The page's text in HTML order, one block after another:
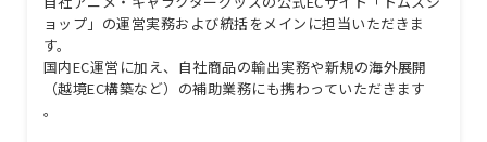
ョップ」の運営実務および統括をメインに担当いただきま
す。
国内EC運営に加え、自社商品の輸出実務や新規の海外展開
（越境EC構築など）の補助業務にも携わっていただきます
。